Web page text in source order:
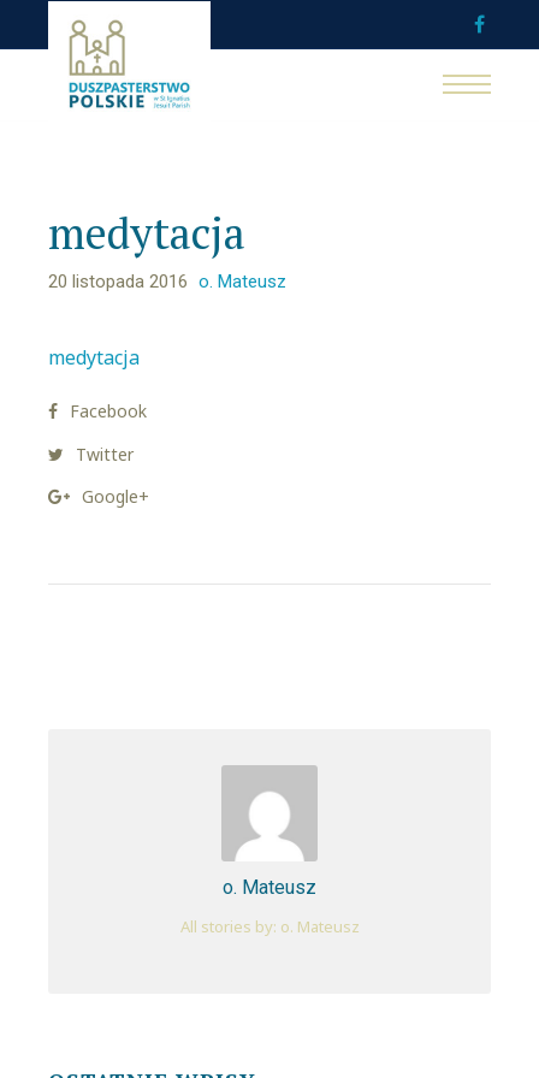
medytacja
20 listopada 2016 o. Mateusz
medytacja
Facebook
Twitter
Google+
o. Mateusz
All stories by: o. Mateusz